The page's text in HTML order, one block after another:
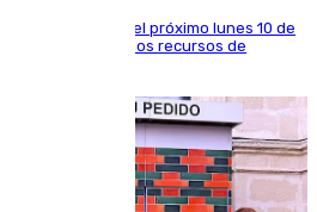
concentración el próximo lunes 10 de
el refuerzo de los recursos de